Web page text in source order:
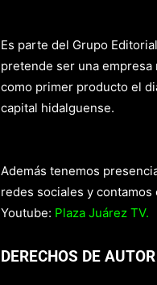
Es parte del Grupo
pretende ser una
como primer producto el
capital hidalguense.
Además tenemos
redes sociales y contamos
Youtube: Plaza Juárez TV.
DERECHOS DE AUTOR